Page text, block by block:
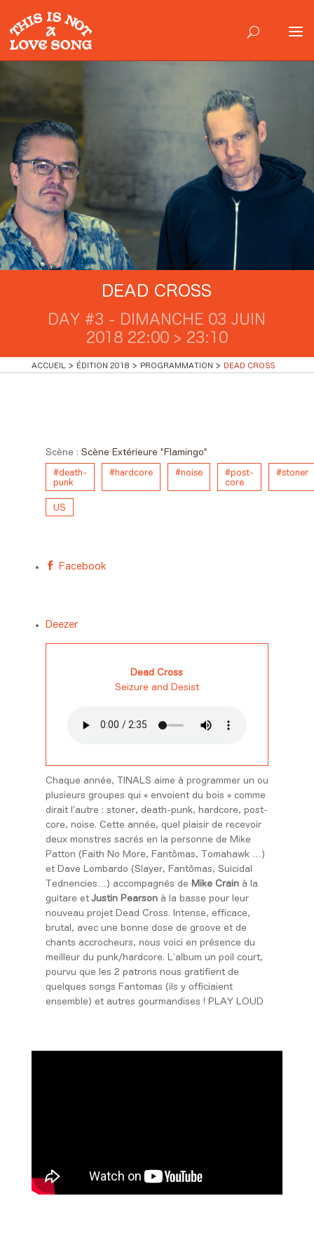
DEAD CROSS
DAY #3 - DIMANCHE 03 JUIN
2018 22:00 > 23:10
ACCUEIL ÉDITION 2018 PROGRAMMATION DEAD CROSS
Scène : Scène Extérieure "Flamingo"
#death-
punk
#hardcore #noise
#post-
core
#stoner
US
Facebook
Deezer
Dead Cross
Seizure and Desist
Chaque année, TINALS aime à programmer un ou
plusieurs groupes qui « envoient du bois » comme
dirait l’autre : stoner, death-punk, hardcore, post-
core, noise. Cette année, quel plaisir de recevoir
deux monstres sacrés en la personne de Mike
Patton (Faith No More, Fantômas, Tomahawk …)
et Dave Lombardo (Slayer, Fantômas, Suicidal
Tednencies…) accompagnés de Mike Crainà la
guitare etJustin Pearsonà la basse pour leur
nouveau projet Dead Cross. Intense, efficace,
brutal, avec une bonne dose de groove et de
chants accrocheurs, nous voici en présence du
meilleur du punk/hardcore. L’album un poil court,
pourvu que les 2 patrons nous gratifient de
quelques songs Fantomas (ils y officiaient
ensemble) et autres gourmandises ! PLAY LOUD